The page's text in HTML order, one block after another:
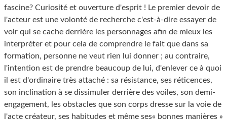
fascine? Curiosité et ouverture d'esprit ! Le premier devoir de
l'acteur est une volonté de recherche c'est-à-dire essayer de
voir qui se cache derrière les personnages afin de mieux les
interpréter et pour cela de comprendre le fait que dans sa
formation, personne ne veut rien lui donner ; au contraire,
l'intention est de prendre beaucoup de lui, d'enlever ce à quoi
il est d'ordinaire très attaché : sa résistance, ses réticences,
son inclination à se dissimuler derrière des voiles, son demi-
engagement, les obstacles que son corps dresse sur la voie de
l'acte créateur, ses habitudes et même ses« bonnes manières »